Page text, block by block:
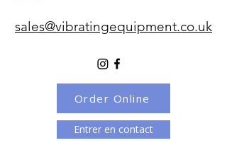
sales@vibratingequipment.co.uk
Entrer en contact
Order Online